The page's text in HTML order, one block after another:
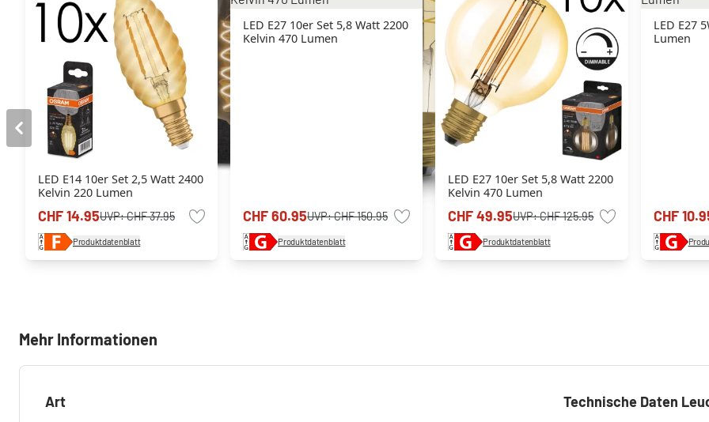
LED E14 10er Set 2,5 Watt 2400
Kelvin 220 Lumen
CHF 14.95UVP:CHF 37.95
Produktdatenblatt
LED E27 10er Set 5,8 Watt 2200
Kelvin 470 Lumen
CHF 60.95UVP:CHF 150.95
Produktdatenblatt
LED E27 10er Set 5,8 Watt 2200
Kelvin 470 Lumen
CHF 49.95UVP:CHF 125.95
Produktdatenblatt
LED E27
Lumen
CHF
Mehr Informationen
Art Technische Daten